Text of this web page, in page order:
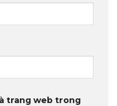
trang web trong